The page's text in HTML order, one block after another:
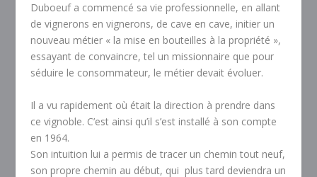
Duboeuf a commencé sa vie professionnelle, en allant
de vignerons en vignerons, de cave en cave, initier un
nouveau métier « la mise en bouteilles à la propriété »,
essayant de convaincre, tel un missionnaire que pour
séduire le consommateur, le métier devait évoluer.
Il a vu rapidement où était la direction à prendre dans
ce vignoble. C’est ainsi qu’il s’est installé à son compte
en 1964.
Son intuition lui a permis de tracer un chemin tout neuf,
son propre chemin au début, qui plus tard deviendra un